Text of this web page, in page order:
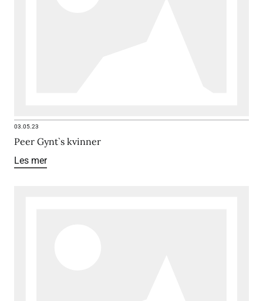
03.05.23
Peer Gynt`s kvinner
Les mer